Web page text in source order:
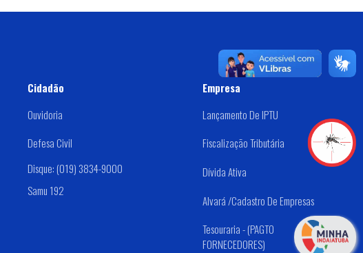
Cidadão
Ouvidoria
Defesa Civil
Disque: (019) 3834-9000
Samu 192
Empresa
Lançamento De IPTU
Fiscalização Tributária
Dívida Ativa
Alvará /Cadastro De Empresas
Tesouraria - (PAGTO
FORNECEDORES)